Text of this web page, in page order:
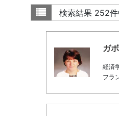
検索結果 252件
ガ
経済
フラ